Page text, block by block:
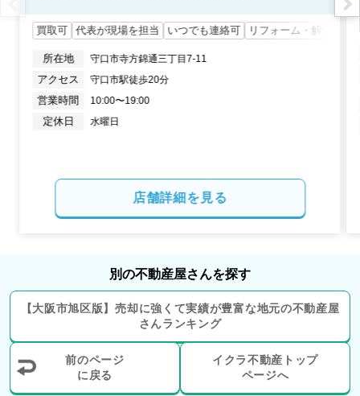
買取可 代表が現場を担当 いつでも連絡可 リフォーム・解体対応
所在地 守口市寺方錦通三丁目7-11
アクセス 守口市駅徒歩20分
営業時間 10:00〜19:00
定休日 水曜日
店舗詳細を見る
別の不動産屋さんを探す
【大阪市旭区版】売却に強くて実績が豊富な地元の不動産屋
さんランキング
前のページ
に戻る
イクラ不動産トップ
ページへ